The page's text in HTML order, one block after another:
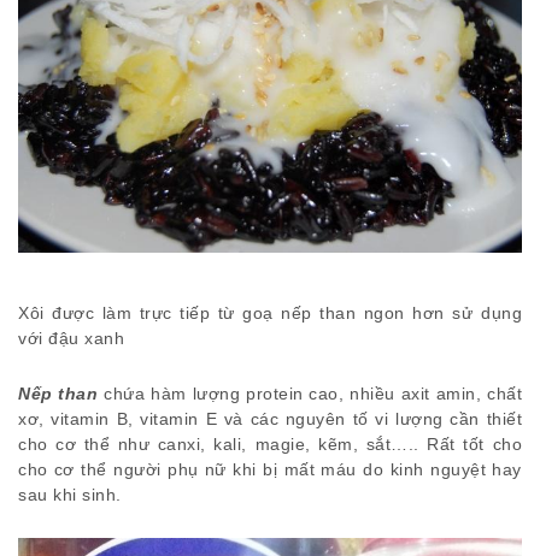
Xôi được làm trực tiếp từ goạ nếp than ngon hơn sử dụng
với đậu xanh
Nếp than chứa hàm lượng protein cao, nhiều axit amin, chất
xơ, vitamin B, vitamin E và các nguyên tố vi lượng cần thiết
cho cơ thể như canxi, kali, magie, kẽm, sắt….. Rất tốt cho
cho cơ thể người phụ nữ khi bị mất máu do kinh nguyệt hay
sau khi sinh.